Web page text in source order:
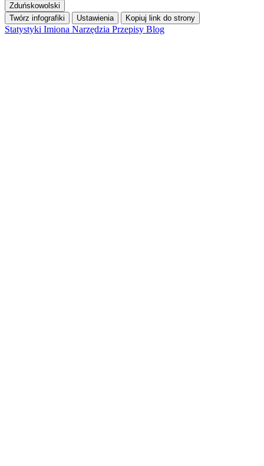
Zduńskowolski
Twórz infografiki
Ustawienia Kopiuj link do strony
Statystyki Imiona Narzędzia Przepisy Blog